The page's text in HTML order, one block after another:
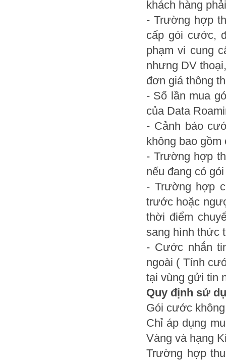
khách hàng
- Trường hợp
cấp gói cước,
phạm vi cung
nhưng DV
đơn giá thông
- Số lần mua
của Data
- Cảnh báo
không bao
- Trường hợp
nếu đang có
- Trường hợp
trước hoặc
thời điểm
sang hình thức
- Cước nhắn
ngoài ( Tính
tại vùng gửi tin
Quy định sử
Gói cước
Chỉ áp dụng
Vàng và hạng
Trường hợp